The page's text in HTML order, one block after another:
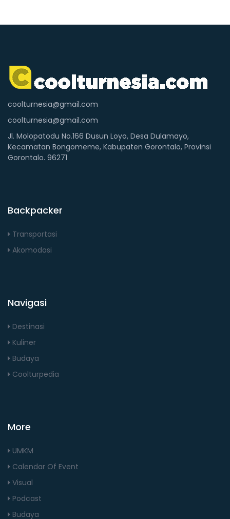
coolturnesia@gmail.com
coolturnesia@gmail.com
Jl. Molopatodu No.166 Dusun Loyo, Desa Dulamayo,
Kecamatan Bongomeme, Kabupaten Gorontalo, Provinsi
Gorontalo. 96271
Backpacker
Transportasi
Akomodasi
Navigasi
Destinasi
Kuliner
Budaya
Coolturpedia
More
UMKM
Calendar Of Event
Visual
Podcast
Budaya